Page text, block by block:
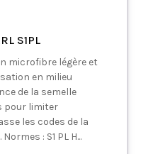
S1PL
microfibre légère et
en milieu
de la semelle
pour limiter
les codes de la
: S1 PL H...